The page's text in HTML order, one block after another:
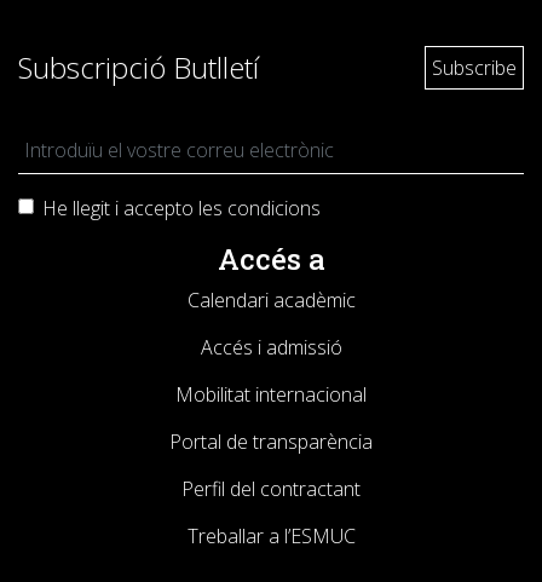
Subscripció Butlletí
He llegit i accepto les condicions
Accés a
Calendari acadèmic
Accés i admissió
Mobilitat internacional
Portal de transparència
Perfil del contractant
Treballar a l’ESMUC